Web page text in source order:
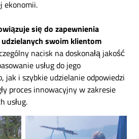
ekonomii.
się do zapewnienia
swoim klientom
nacisk na doskonałą jakość
usług do jego
jak i szybkie udzielanie odpowiedzi
proces innowacyjny w zakresie
usług.